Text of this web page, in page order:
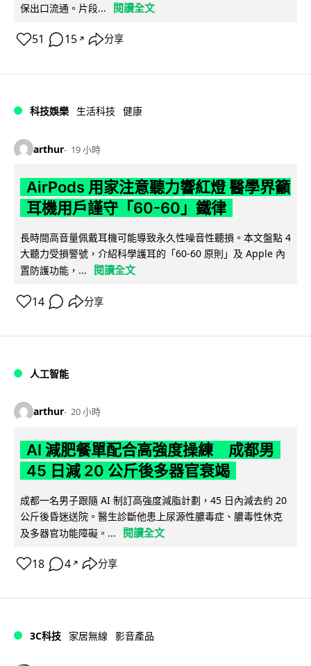
保出口流通。片段... 閱讀全文
51 15 ↗ 分享
科技娛樂 生活科技 健康
arthur 19 小時
AirPods 用家注意聽力響紅燈 醫學界籲
耳機用戶謹守「60-60」鐵律
長時間高音量佩戴耳機可能導致永久性噪音性聽損。本文盤點 4
大聽力受損警號，介紹科學護耳的「60-60 原則」及 Apple 內
置防護功能，...
閱讀全文
14 分享
人工智能
arthur 20 小時
AI 減肥餐單配合高強度操練 成都男
45 日減 20 公斤後多器官衰竭
成都一名男子跟隨 AI 制訂高強度減脂計劃，45 日內減去約 20
公斤後昏迷送院。醫生診斷他患上尿源性膿毒症、膿毒性休克
及多器官功能障礙。...
閱讀全文
18 4 ↗ 分享
3C科技 家居無線 影音產品